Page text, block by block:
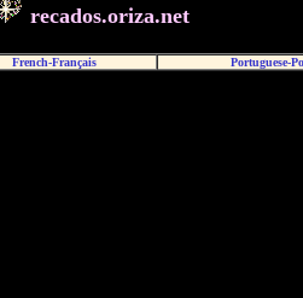
recados.oriza.net
French-Français Portuguese-